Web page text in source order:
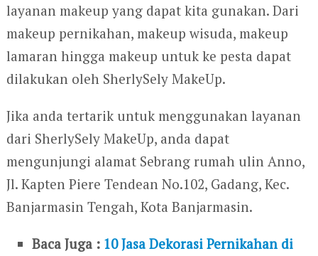
layanan makeup yang dapat kita gunakan. Dari
makeup pernikahan, makeup wisuda, makeup
lamaran hingga makeup untuk ke pesta dapat
dilakukan oleh SherlySely MakeUp.
Jika anda tertarik untuk menggunakan layanan
dari SherlySely MakeUp, anda dapat
mengunjungi alamat Sebrang rumah ulin Anno,
Jl. Kapten Piere Tendean No.102, Gadang, Kec.
Banjarmasin Tengah, Kota Banjarmasin.
Baca Juga : 10 Jasa Dekorasi Pernikahan di